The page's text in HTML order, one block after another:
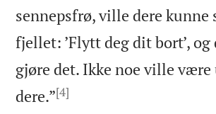
sennepsfrø, ville dere
fjellet: ’Flytt deg dit bort’,
gjøre det. Ikke noe ville
dere.”[4]